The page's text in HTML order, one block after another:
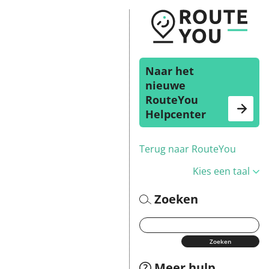
Naar het
nieuwe
RouteYou
Helpcenter
Terug naar RouteYou
Kies een taal
Zoeken